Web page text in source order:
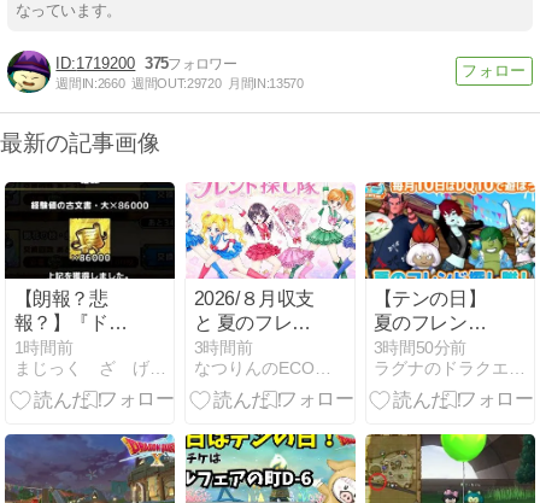
なっています。
1719200 375
週間IN:2660 週間OUT:29720 月間IN:13570
最新の記事画像
【朗報？悲
報？】『ドラ
クエタクト』
史上最大レベ
ルの問題が起
交換所で“経験
値の古文書・
大”10万枚配
1時間前
まじっく ざ げーまー
2026/８月収支
と 夏のフレン
ド探し隊
3時間前
なつりんのECO日記♪〜ドラクエセラムン味〜
【テンの日】
夏のフレンド
探し隊開催！
【2026年8
月】
3時間50分前
ラグナのドラクエ10 攻略ブログ！